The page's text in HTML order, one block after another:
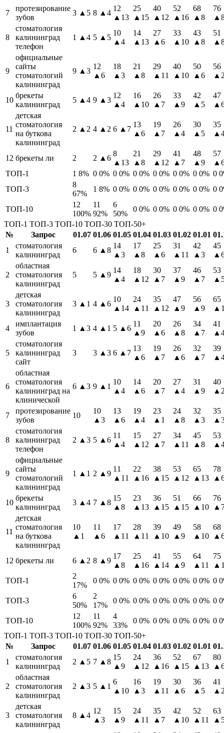
7
протезирование
зубов
3 ▲5 8 ▲4
12
▲13
25
▲15
40
▲12
52
▲16
68
▲8
76
8
стоматология
калининград
телефон
1 ▲4 5 ▲5
10
▲4
14
▲13
27
▲6
33
▲10
43
▲8
51
9
официальные
сайты
стоматологий
калининград
9 ▲3
12
▲6
18
▲3
21
▲8
29
▲11
40
▲10
50
▲6
56
10
брекеты
калининград
5 ▲4 9 ▲3
12
▲4
16
▲10
26
▲7
33
▲9
42
▲5
47
11
детская
стоматология
на буткова
калининград
2 ▲2 4 ▲2 6 ▲7
13
▲6
19
▲7
26
▲4
30
▲5
35
12 брекеты ли 2 2 ▲6
8
▲13
21
▲8
29
▲12
41
▲7
48
▲9
57
ТОП-1
1 8% 0 0% 0 0% 0 0% 0 0% 0 0% 0 0% 0
ТОП-3
8
67%
1 8% 0 0% 0 0% 0 0% 0 0% 0 0% 0
ТОП-10
12
100%
11
92%
6
50%
0 0% 0 0% 0 0% 0 0% 0
ТОП-1 ТОП-3 ТОП-10 ТОП-30 ТОП-50+
№
Запрос 01.07 01.06 01.05 01.04 01.03 01.02 01.01
1
стоматология
калининград
6 6 ▲8
14
▲3
17
▲8
25
▲6
31
▲11
42
▲3
45
2
областная
стоматология
калининград
5 5 ▲9
14
▲4
18
▲12
30
▲7
37
▲9
46
▲7
53
3
детская
стоматология
калининград
3 ▲1 4 ▲6
10
▲14
24
▲11
35
▲12
47
▲9
56
▲9
65
4
имплантация
зубов
1 ▲3 4 ▲1 5 ▲6
11
▲9
20
▲6
26
▲8
34
▲7
41
5
стоматология
калининград
сайт
3 3 ▲3 6 ▲7
13
▲6
19
▲7
26
▲6
32
▲7
39
6
областная
стоматология
калининград на
клинической
6 ▲3 9 ▲1
10
▲4
14
▲6
20
▲7
27
▲4
31
▲9
40
7
протезирование
зубов
10
10
▲3
13
▲6
19
▲4
23
▲1
24
▲8
32
▲3
35
8
стоматология
калининград
телефон
2 ▲3 5 ▲6
11
▲4
15
▲12
27
▲7
34
▲11
45
▲8
53
9
официальные
сайты
стоматологий
калининград
1 ▲1 2 ▲9
11
▲11
22
▲16
38
▲15
53
▲12
65
▲13
78
10
брекеты
калининград
3 ▲4 7 ▲8
15
▲8
23
▲13
36
▲15
51
▲15
66
▲10
76
11
детская
стоматология
на буткова
калининград
10
▲1
11
▲6
17
▲11
28
▲11
39
▲10
49
▲9
58
▲10
68
12 брекеты ли 6 ▲2 8 ▲9
17
▲8
25
▲16
41
▲14
55
▲9
64
▲11
75
ТОП-1
2
17%
0 0% 0 0% 0 0% 0 0% 0 0% 0 0% 0
ТОП-3
6
50%
2
17%
0 0% 0 0% 0 0% 0 0% 0 0% 0
ТОП-10
12
100%
11
92%
4
33%
0 0% 0 0% 0 0% 0 0% 0
ТОП-1 ТОП-3 ТОП-10 ТОП-30 ТОП-50+
№
Запрос 01.07 01.06 01.05 01.04 01.03 01.02 01.01
1
стоматология
калининград
2 ▲5 7 ▲8
15
▲9
24
▲12
36
▲16
52
▲15
67
▲13
80
2
областная
стоматология
калининград
2 ▲3 5 ▲1
6
▲10
16
▲3
19
▲11
30
▲6
36
▲5
41
3
детская
стоматология
калининград
8 ▲4
12
▲3
15
▲9
24
▲11
35
▲7
42
▲10
52
▲11
63